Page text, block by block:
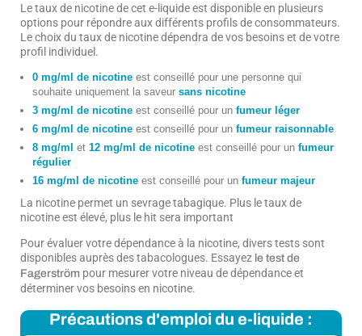
Le taux de nicotine de cet e-liquide est disponible en plusieurs
options pour répondre aux différents profils de consommateurs.
Le choix du taux de nicotine dépendra de vos besoins et de votre
profil individuel.
0 mg/ml de nicotine est conseillé pour une personne qui
souhaite uniquement la saveur sans nicotine
3 mg/ml de nicotine est conseillé pour un fumeur léger
6 mg/ml de nicotine est conseillé pour un fumeur raisonnable
8 mg/ml et 12 mg/ml de nicotine est conseillé pour un fumeur
régulier
16 mg/ml de nicotine est conseillé pour un fumeur majeur
La nicotine permet un sevrage tabagique. Plus le taux de
nicotine est élevé, plus le hit sera important
Pour évaluer votre dépendance à la nicotine, divers tests sont
disponibles auprès des tabacologues. Essayez le test de
Fagerström pour mesurer votre niveau de dépendance et
déterminer vos besoins en nicotine.
Précautions d'emploi du e-liquide :